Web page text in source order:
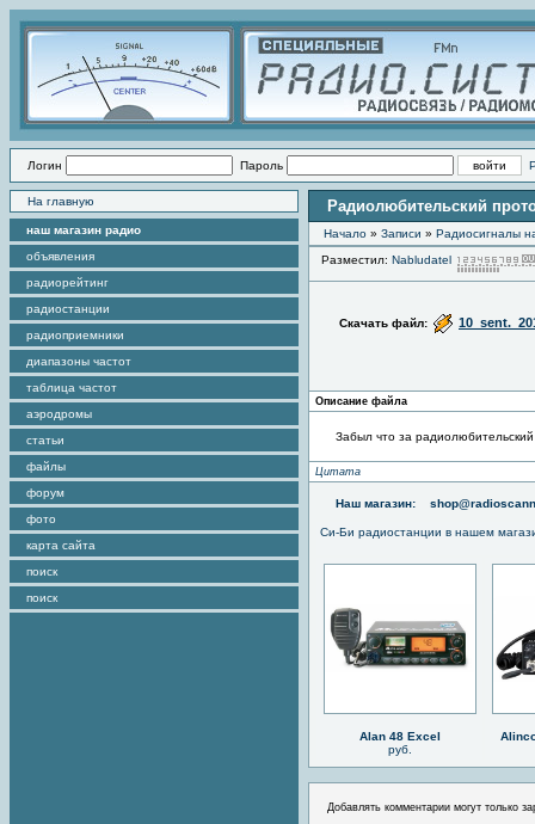
Логин Пароль
На главную
наш магазин радио
объявления
радиорейтинг
радиостанции
радиоприемники
диапазоны частот
таблица частот
аэродромы
статьи
файлы
форум
фото
карта сайта
поиск
поиск
Радиолюбительский
Начало » Записи » Радиоcигналы
Разместил: Nabludatel
Скачать файл:
Описание файла
Забыл что за радиолюбительский
Цитата
Наш магазин:
Си-Би радиостанции в нашем
Alan 48 Excel
руб.
Добавлять комментарии могут только